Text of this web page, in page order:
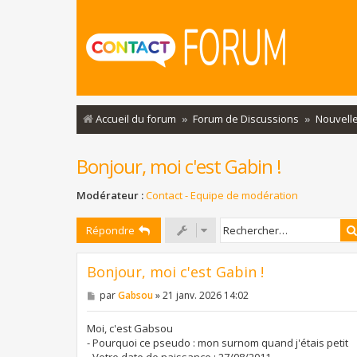
Accueil du forum Forum de Discussions
Bonjour, moi c'est Gabin !
Modérateur :Contact - Equipe de modération
Répondre
Bonjour, moi c'est Gabin !
M
e
s
a
g
parGabsou»21 janv. 2026 14:02
Moi, c'est Gabsou
- Pourquoi ce pseudo : mon surnom quand j'étais petit